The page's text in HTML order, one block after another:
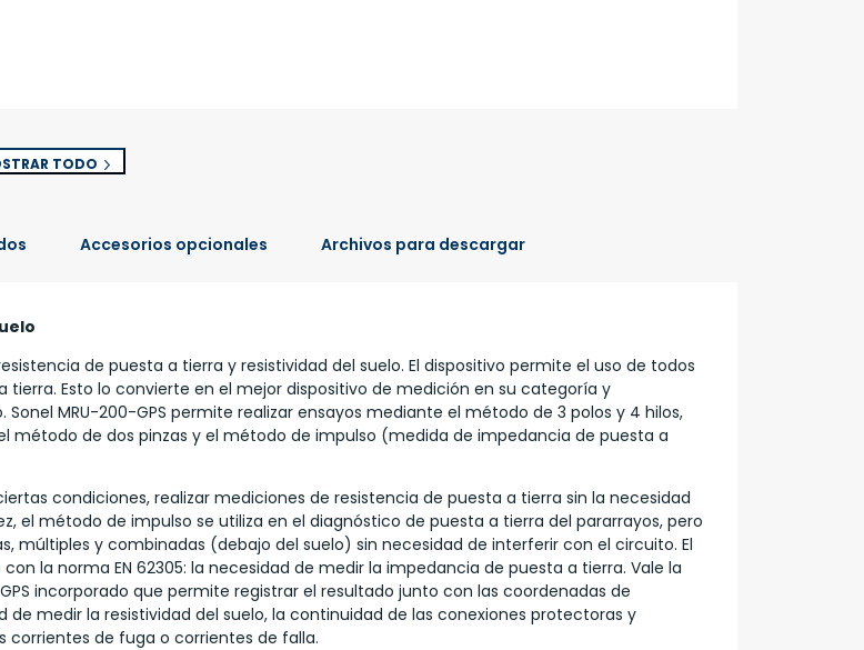
TODO
Accesorios opcionales Archivos para descargar
de puesta a tierra y resistividad del suelo. El dispositivo permite el uso de todos
Esto lo convierte en el mejor dispositivo de medición en su categoría y
MRU-200-GPS permite realizar ensayos mediante el método de 3 polos y 4 hilos,
de dos pinzas y el método de impulso (medida de impedancia de puesta a
condiciones, realizar mediciones de resistencia de puesta a tierra sin la necesidad
el método de impulso se utiliza en el diagnóstico de puesta a tierra del pararrayos, pero
múltiples y combinadas (debajo del suelo) sin necesidad de interferir con el circuito. El
la norma EN 62305: la necesidad de medir la impedancia de puesta a tierra. Vale la
incorporado que permite registrar el resultado junto con las coordenadas de
medir la resistividad del suelo, la continuidad de las conexiones protectoras y
corrientes de fuga o corrientes de falla.